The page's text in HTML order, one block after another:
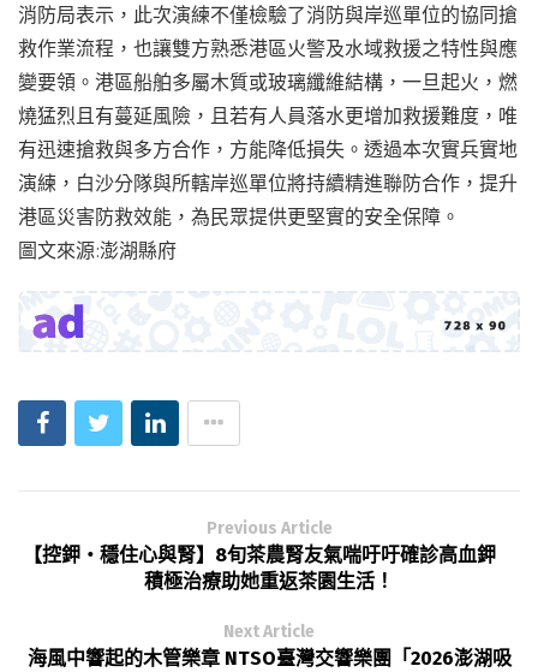
消防局表示，此次演練不僅檢驗了消防與岸巡單位的協同搶
救作業流程，也讓雙方熟悉港區火警及水域救援之特性與應
變要領。港區船舶多屬木質或玻璃纖維結構，一旦起火，燃
燒猛烈且有蔓延風險，且若有人員落水更增加救援難度，唯
有迅速搶救與多方合作，方能降低損失。透過本次實兵實地
演練，白沙分隊與所轄岸巡單位將持續精進聯防合作，提升
港區災害防救效能，為民眾提供更堅實的安全保障。
圖文來源:澎湖縣府
Previous Article
【控鉀・穩住心與腎】8旬茶農腎友氣喘吁吁確診高血鉀
積極治療助她重返茶園生活！
Next Article
海風中響起的木管樂章 NTSO臺灣交響樂團「2026澎湖吸